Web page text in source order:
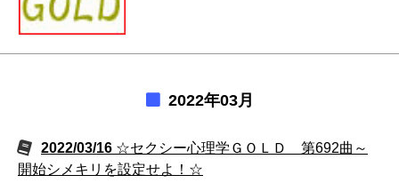
2022年03月
2022/03/16 ☆セクシー心理学ＧＯＬＤ 第692曲～
開始シメキリを設定せよ！☆